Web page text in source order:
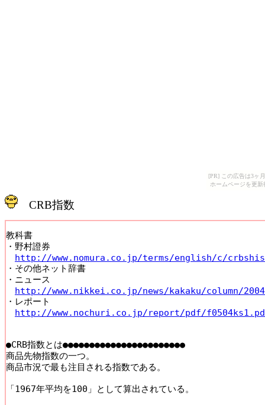
[PR] この広告は3ヶ
ホームページを更
CRB指数
教科書
・野村證券
http://www.nomura.co.jp/terms/english/c/
・その他ネット辞書
・ニュース
http://www.nikkei.co.jp/news/kakaku/column/
・レポート
http://www.nochuri.co.jp/report/pdf/
●CRB指数とは●●●●●●●●●●●●●●●●●●●●●●●
商品先物指数の一つ。
商品市況で最も注目される指数である。
「1967年平均を100」として算出されている。